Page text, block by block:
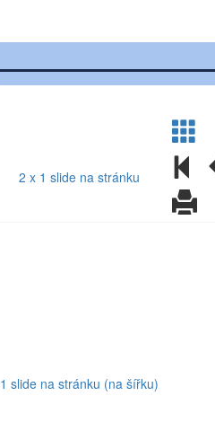
Vyberte
2 x 1 slide na stránku
1 slide na stránku (na šířku)